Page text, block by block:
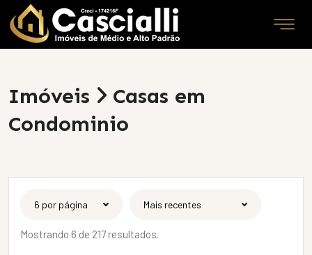
Imóveis
Casas em
Condominio
Mostrando 6 de 217 resultados.